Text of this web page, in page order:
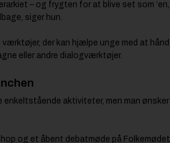
– og frygten for at blive set som
siger hun.
der kan hjælpe unge med at
eller andre dialogværktøjer.
enkeltstående aktiviteter, men man
og et åbent debatmøde på